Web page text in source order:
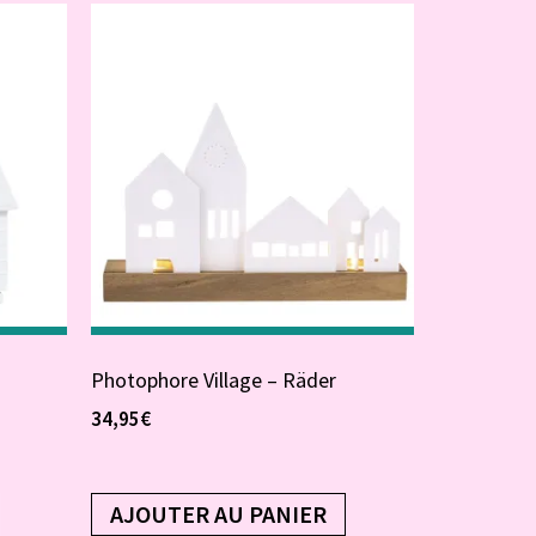
Photophore Village – Räder
34,95€
AJOUTER AU PANIER